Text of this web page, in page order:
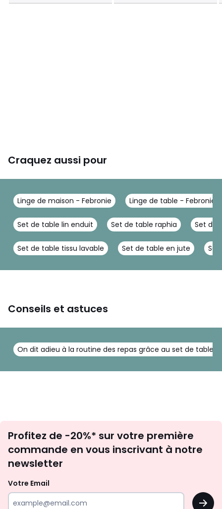
Craquez aussi pour
Linge de maison - Febronie Linge de table - Febronie
Set de table lin enduit Set de table raphia Set de
Set de table tissu lavable Set de table en jute Set
Conseils et astuces
On dit adieu à la routine des repas grâce au set de table !
newsletter
Profitez de -20%* sur votre première
commande en vous inscrivant à notre
newsletter
Votre Email
OK